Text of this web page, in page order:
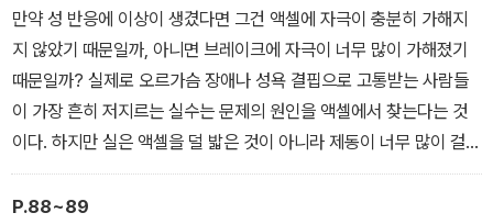
만약 성 반응에 이상이 생겼다면 그건 액셀에 자극이 충분히 가해지
지 않았기 때문일까, 아니면 브레이크에 자극이 너무 많이 가해졌기
때문일까? 실제로 오르가슴 장애나 성욕 결핍으로 고통받는 사람들
이 가장 흔히 저지르는 실수는 문제의 원인을 액셀에서 찾는다는 것
이다. 하지만 실은 액셀을 덜 밟은 것이 아니라 제동이 너무 많이 걸려
있는 게 문제인 경우가 있다. 액셀이 문제인지 브레이크가 문제인지
알게 되면 해결 방법도 수월하게 찾을 수 있다.
P.88~89